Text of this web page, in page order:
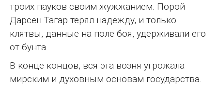
троих пауков своим жужжанием. Порой
Дарсен Тагар терял надежду, и только
клятвы, данные на поле боя, удерживали его
от бунта.
В конце концов, вся эта возня угрожала
мирским и духовным основам государства.